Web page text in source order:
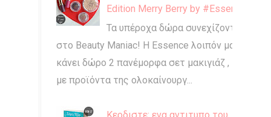
Edition Merry Berry by #Essence
Τα υπέροχα δώρα συνεχίζονται
στο Beauty Maniac! Η Essence λοιπόν μας
κάνει δώρο 2 πανέμορφα σετ μακιγιάζ ,
με προϊόντα της ολοκαίνουργ...